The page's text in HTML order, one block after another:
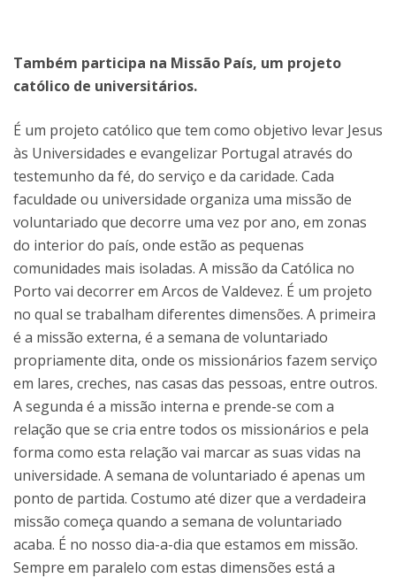
Também participa na Missão País, um projeto
católico de universitários.
É um projeto católico que tem como objetivo levar Jesus
às Universidades e evangelizar Portugal através do
testemunho da fé, do serviço e da caridade. Cada
faculdade ou universidade organiza uma missão de
voluntariado que decorre uma vez por ano, em zonas
do interior do país, onde estão as pequenas
comunidades mais isoladas. A missão da Católica no
Porto vai decorrer em Arcos de Valdevez. É um projeto
no qual se trabalham diferentes dimensões. A primeira
é a missão externa, é a semana de voluntariado
propriamente dita, onde os missionários fazem serviço
em lares, creches, nas casas das pessoas, entre outros.
A segunda é a missão interna e prende-se com a
relação que se cria entre todos os missionários e pela
forma como esta relação vai marcar as suas vidas na
universidade. A semana de voluntariado é apenas um
ponto de partida. Costumo até dizer que a verdadeira
missão começa quando a semana de voluntariado
acaba. É no nosso dia-a-dia que estamos em missão.
Sempre em paralelo com estas dimensões está a